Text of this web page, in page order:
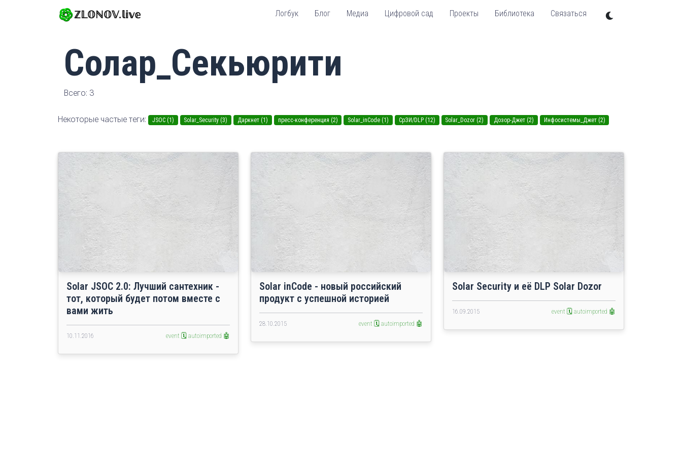
ℤ𝕃𝕆ℕ𝕆𝕍.𝕝𝕚𝕧𝕖 Логбук Блог Медиа Цифровой сад Проекты Библиотека Связаться
Солар_Секьюрити
Всего: 3
Некоторые частые теги: JSOC (1) Solar_Security (3) Даркнет (1) пресс-конференция (2) Solar_inCode (1) СрЗИ/DLP (12) Solar_Dozor (2) Дозор-Джет (2) Инфосистемы_Джет (2)
Solar JSOC 2.0: Лучший сантехник -
тот, который будет потом вместе с
вами жить
10.11.2016 event 🗓️ autoimported 🤖
Solar inCode - новый российский
продукт с успешной историей
28.10.2015 event 🗓️ autoimported 🤖
Solar Security и её DLP Solar Dozor
16.09.2015 event 🗓️ autoimported 🤖